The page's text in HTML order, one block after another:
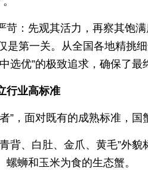
苛：先观其活力，再察其饱
是第一关。从全国各地精挑
选优”的极致追求，确保了
行业高标准
”，面对既有的成熟标准，
背、白肚、金爪、黄毛”外
蛳和玉米为食的生态蟹。